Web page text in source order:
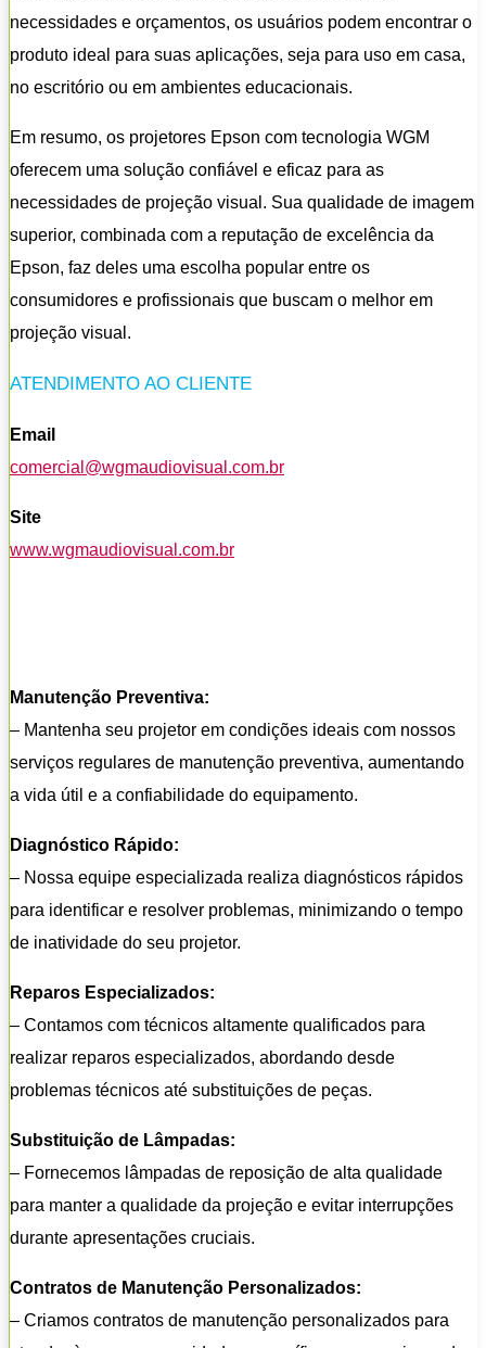
necessidades e orçamentos, os usuários podem encontrar o
produto ideal para suas aplicações, seja para uso em casa,
no escritório ou em ambientes educacionais.
Em resumo, os projetores Epson com tecnologia WGM
oferecem uma solução confiável e eficaz para as
necessidades de projeção visual. Sua qualidade de imagem
superior, combinada com a reputação de excelência da
Epson, faz deles uma escolha popular entre os
consumidores e profissionais que buscam o melhor em
projeção visual.
ATENDIMENTO AO CLIENTE
Email
comercial@wgmaudiovisual.com.br
Site
www.wgmaudiovisual.com.br
Manutenção Preventiva:
– Mantenha seu projetor em condições ideais com nossos
serviços regulares de manutenção preventiva, aumentando
a vida útil e a confiabilidade do equipamento.
Diagnóstico Rápido:
– Nossa equipe especializada realiza diagnósticos rápidos
para identificar e resolver problemas, minimizando o tempo
de inatividade do seu projetor.
Reparos Especializados:
– Contamos com técnicos altamente qualificados para
realizar reparos especializados, abordando desde
problemas técnicos até substituições de peças.
Substituição de Lâmpadas:
– Fornecemos lâmpadas de reposição de alta qualidade
para manter a qualidade da projeção e evitar interrupções
durante apresentações cruciais.
Contratos de Manutenção Personalizados:
– Criamos contratos de manutenção personalizados para